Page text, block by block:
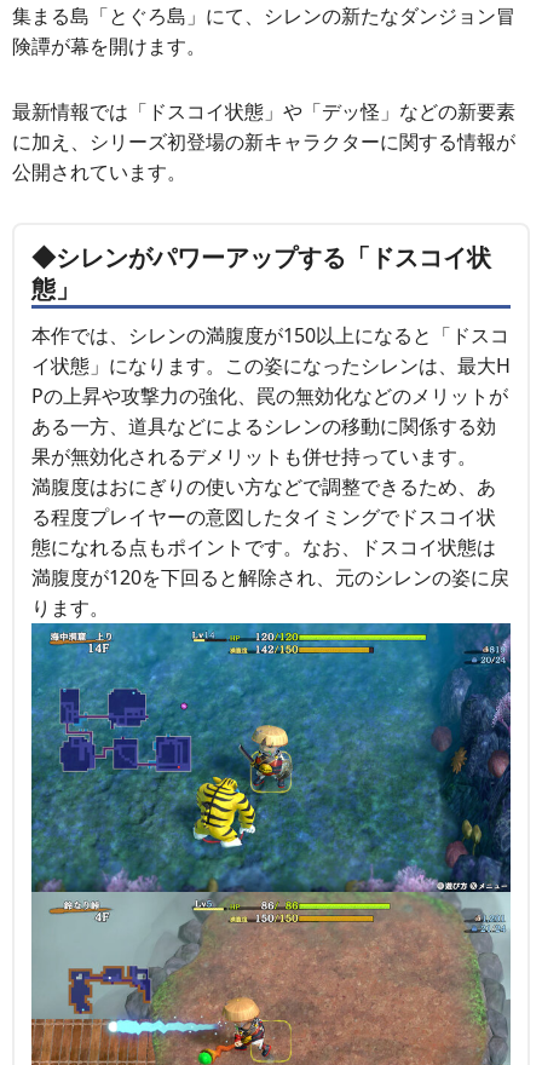
集まる島「とぐろ島」にて、シレンの新たなダンジョン冒
険譚が幕を開けます。
最新情報では「ドスコイ状態」や「デッ怪」などの新要素
に加え、シリーズ初登場の新キャラクターに関する情報が
公開されています。
◆シレンがパワーアップする「ドスコイ状
態」
本作では、シレンの満腹度が150以上になると「ドスコ
イ状態」になります。この姿になったシレンは、最大H
Pの上昇や攻撃力の強化、罠の無効化などのメリットが
ある一方、道具などによるシレンの移動に関係する効
果が無効化されるデメリットも併せ持っています。
満腹度はおにぎりの使い方などで調整できるため、あ
る程度プレイヤーの意図したタイミングでドスコイ状
態になれる点もポイントです。なお、ドスコイ状態は
満腹度が120を下回ると解除され、元のシレンの姿に戻
ります。